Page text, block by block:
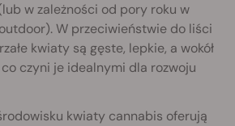
w zależności od pory roku w
W przeciwieństwie do liści
kwiaty są gęste, lepkie, a wokół
czyni je idealnymi dla rozwoju
kwiaty cannabis oferują